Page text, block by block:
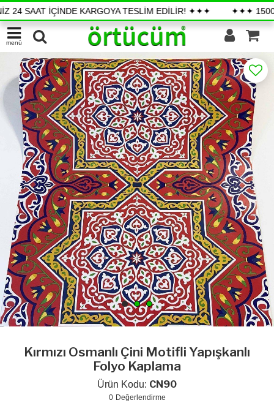
İÇİNDE KARGOYA TESLİM EDİLİR! ✦✦✦ ✦✦✦ 1500 TL
menü
Kırmızı Osmanlı Çini Motifli Yapışkanlı
Folyo Kaplama
Ürün Kodu: CN90
0 Değerlendirme